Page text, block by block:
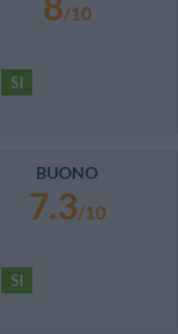
/10
SI
BUONO
7.3/10
SI